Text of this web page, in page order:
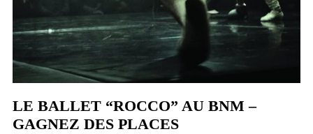
LE BALLET “ROCCO” AU BNM –
GAGNEZ DES PLACES